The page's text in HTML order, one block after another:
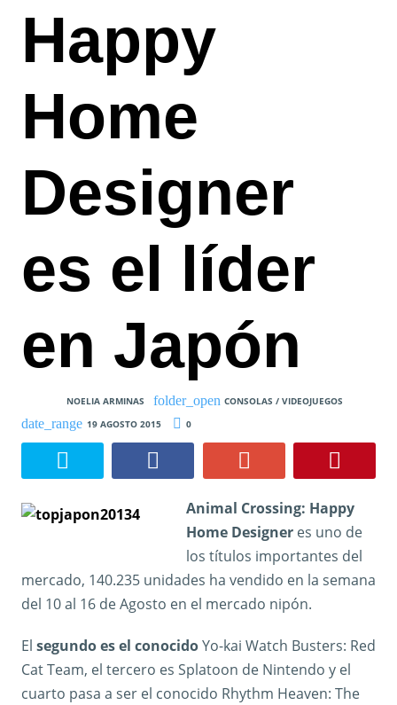
Happy
Home
Designer
es el líder
en Japón
NOELIA ARMINAS
CONSOLAS / VIDEOJUEGOS
19 AGOSTO 2015
0
Animal Crossing: Happy
Home Designeres uno de
los títulos importantes del
mercado, 140.235 unidades ha vendido en la semana
del 10 al 16 de Agosto en el mercado nipón.
El segundo es el conocidoYo-kai Watch Busters: Red
Cat Team, el tercero es Splatoon de Nintendo y el
cuarto pasa a ser el conocido Rhythm Heaven: The